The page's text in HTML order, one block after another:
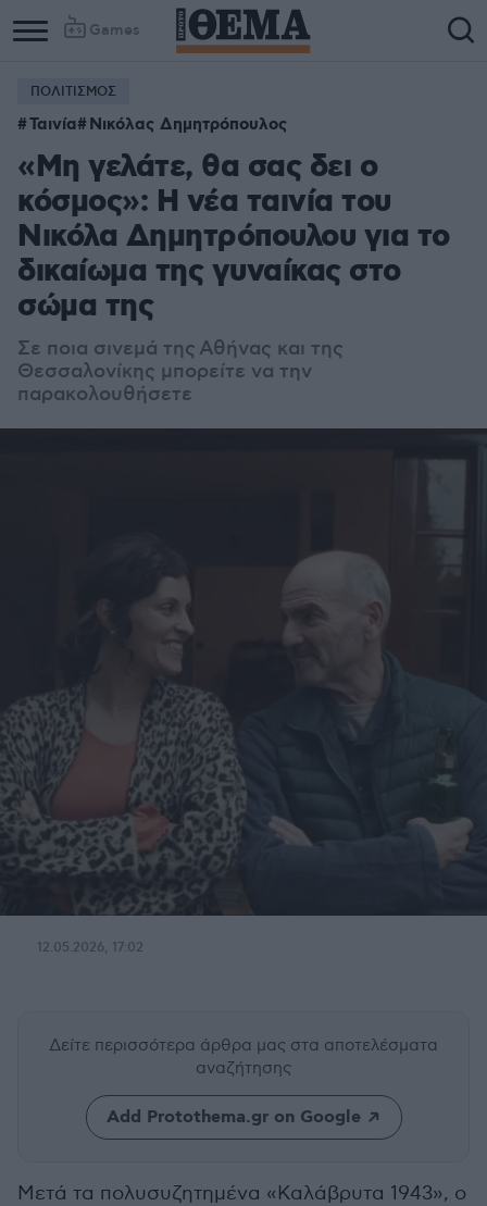
Games
Column
1
Column
2
ΠΟΛΙΤΙΣΜΟΣ
Ταινία Νικόλας Δημητρόπουλος
«Μη γελάτε, θα σας δει ο
κόσμος»: Η νέα ταινία του
Νικόλα Δημητρόπουλου για το
δικαίωμα της γυναίκας στο
σώμα της
Σε ποια σινεμά της Αθήνας και της
Θεσσαλονίκης μπορείτε να την
παρακολουθήσετε
12.05.2026, 17:02
Δείτε περισσότερα άρθρα μας στα αποτελέσματα
αναζήτησης
Add Protothema.gr on Google
Μετά τα πολυσυζητημένα «Καλάβρυτα 1943», ο